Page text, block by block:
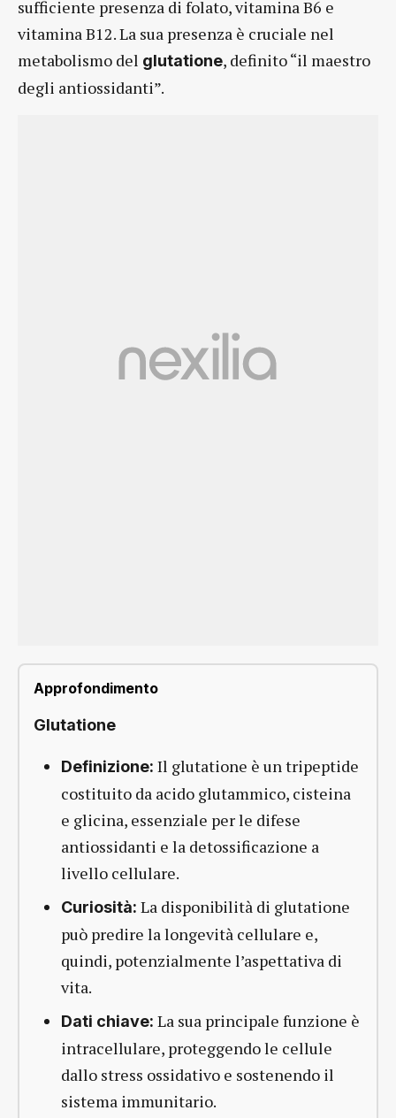
sufficiente presenza di folato, vitamina B6 e
vitamina B12. La sua presenza è cruciale nel
metabolismo del glutatione, definito “il maestro
degli antiossidanti”.
Approfondimento
Glutatione
Definizione: Il glutatione è un tripeptide
costituito da acido glutammico, cisteina
e glicina, essenziale per le difese
antiossidanti e la detossificazione a
livello cellulare.
Curiosità: La disponibilità di glutatione
può predire la longevità cellulare e,
quindi, potenzialmente l’aspettativa di
vita.
Dati chiave: La sua principale funzione è
intracellulare, proteggendo le cellule
dallo stress ossidativo e sostenendo il
sistema immunitario.